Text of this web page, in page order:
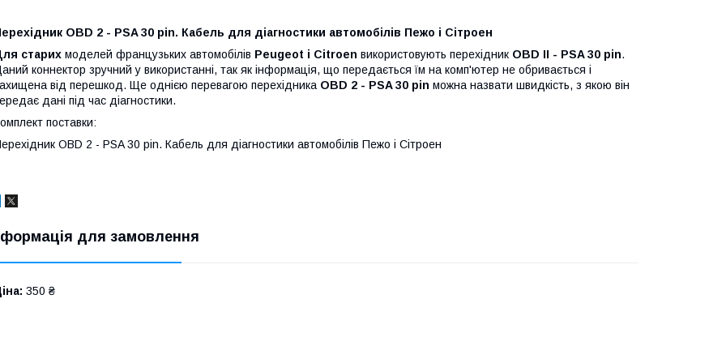
OBD 2 - PSA 30 pin. Кабель для діагностики автомобілів Пежо і Сітроен
старих моделей французьких автомобілів Peugeot і Citroen використовують перехідник OBD II - PSA 30 pin.
коннектор зручний у використанні, так як інформація, що передається їм на комп'ютер не обривається і
від перешкод. Ще однією перевагою перехідника OBD 2 - PSA 30 pin можна назвати швидкість, з якою він
дані під час діагностики.
поставки:
OBD 2 - PSA 30 pin. Кабель для діагностики автомобілів Пежо і Сітроен
для замовлення
350 ₴